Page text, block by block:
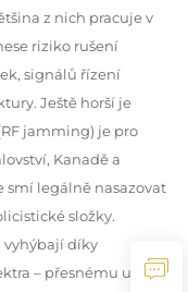
z nich pracuje v
riziko rušení
signálů řízení
Ještě horší je
jamming) je pro
Kanadě a
smí legálně nasazovat
složky.
vyhýbají díky
– přesnému určení